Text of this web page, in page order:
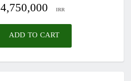
4,750,000 IRR
ADD TO CART